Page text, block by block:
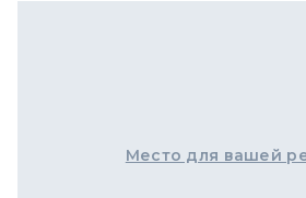
Место для вашей